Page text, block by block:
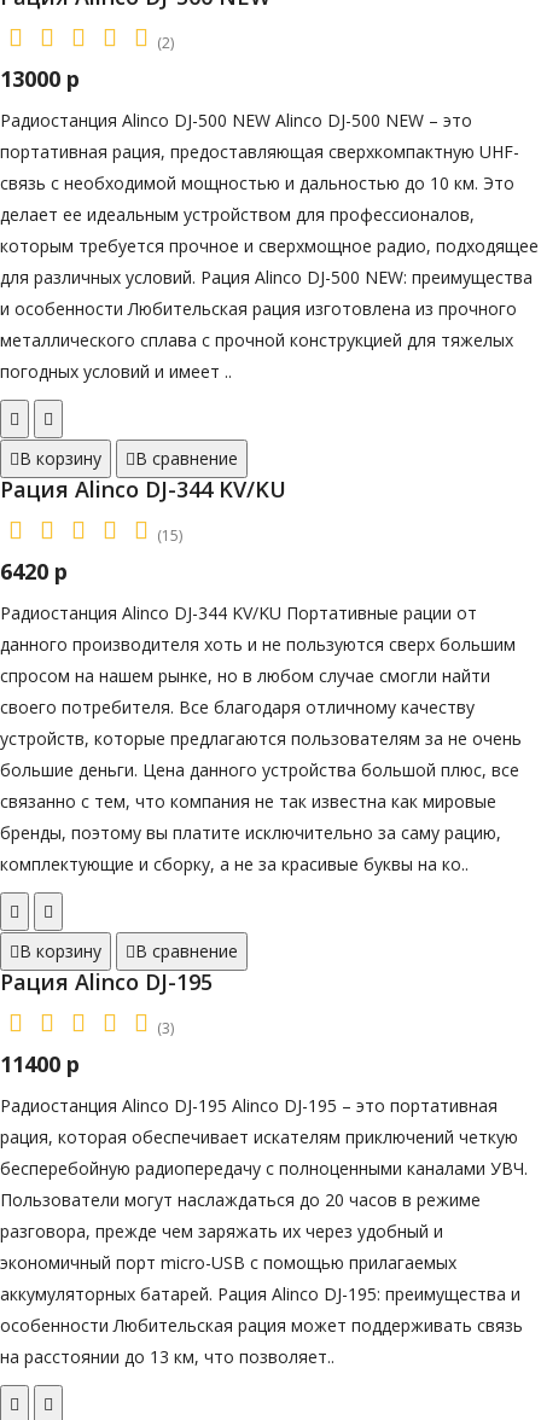
(2)
13000 р
Радиостанция Alinco DJ-500 NEW Alinco DJ-500 NEW – это
портативная рация, предоставляющая сверхкомпактную UHF-
связь с необходимой мощностью и дальностью до 10 км. Это
делает ее идеальным устройством для профессионалов,
которым требуется прочное и сверхмощное радио, подходящее
для различных условий. Рация Alinco DJ-500 NEW: преимущества
и особенности Любительская рация изготовлена из прочного
металлического сплава с прочной конструкцией для тяжелых
погодных условий и имеет ..
В корзину В сравнение
Рация Alinco DJ-344 KV/KU
(15)
6420 р
Радиостанция Alinco DJ-344 KV/KU Портативные рации от
данного производителя хоть и не пользуются сверх большим
спросом на нашем рынке, но в любом случае смогли найти
своего потребителя. Все благодаря отличному качеству
устройств, которые предлагаются пользователям за не очень
большие деньги. Цена данного устройства большой плюс, все
связанно с тем, что компания не так известна как мировые
бренды, поэтому вы платите исключительно за саму рацию,
комплектующие и сборку, а не за красивые буквы на ко..
В корзину В сравнение
Рация Alinco DJ-195
(3)
11400 р
Радиостанция Alinco DJ-195 Alinco DJ-195 – это портативная
рация, которая обеспечивает искателям приключений четкую
бесперебойную радиопередачу с полноценными каналами УВЧ.
Пользователи могут наслаждаться до 20 часов в режиме
разговора, прежде чем заряжать их через удобный и
экономичный порт micro-USB с помощью прилагаемых
аккумуляторных батарей. Рация Alinco DJ-195: преимущества и
особенности Любительская рация может поддерживать связь
на расстоянии до 13 км, что позволяет..